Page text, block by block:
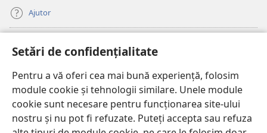
Setări de confidențialitate
Pentru a vă oferi cea mai bună experiență, folosim
module cookie și tehnologii similare. Unele module
cookie sunt necesare pentru funcționarea site-ului
nostru și nu pot fi refuzate. Puteți accepta sau refuza
Ajutor
(se
deschide
o
fereastră
nouă)
Watchtower – BIBLIOTECĂ ONLINE™
(se
deschide
o
fereastră
JW Hub ®
(se
deschide
o
JW Library®